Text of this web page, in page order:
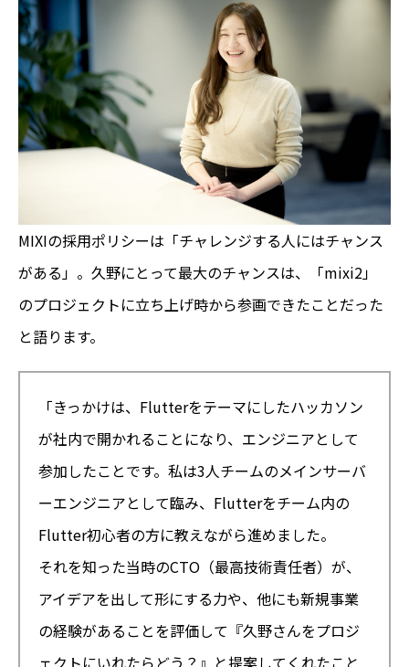
MIXIの採用ポリシーは「チャレンジする人にはチャンス
がある」。久野にとって最大のチャンスは、「mixi2」
のプロジェクトに立ち上げ時から参画できたことだった
と語ります。
「きっかけは、Flutterをテーマにしたハッカソン
が社内で開かれることになり、エンジニアとして
参加したことです。私は3人チームのメインサーバ
ーエンジニアとして臨み、Flutterをチーム内の
Flutter初心者の方に教えながら進めました。
それを知った当時のCTO（最高技術責任者）が、
アイデアを出して形にする力や、他にも新規事業
の経験があることを評価して『久野さんをプロジ
ェクトにいれたらどう？』と提案してくれたこと